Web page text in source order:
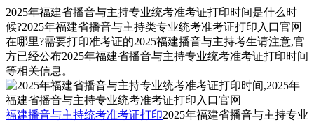
2025年福建省播音与主持专业统考准考证打印时间是什么时
候?2025年福建省播音与主持类专业统考准考证打印入口官网
在哪里?需要打印准考证的2025福建播音与主持考生请注意,官
方已经公布2025年福建省播音与主持专业统考准考证打印时间
等相关信息。
福建播音与主持统考准考证打印2025年福建省播音与主持专业